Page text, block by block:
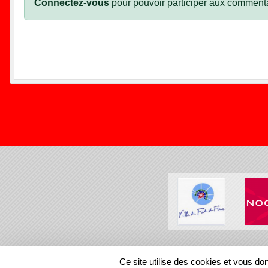
Connectez-vous pour pouvoir participer aux
REGIONS
Ce site utilise des cookies et vous